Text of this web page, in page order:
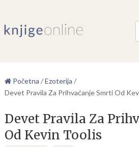
Početna /Ezoterija /
Devet Pravila Za Prihvaćanje Smrti Od
Devet Pravila Za
Od Kevin Toolis